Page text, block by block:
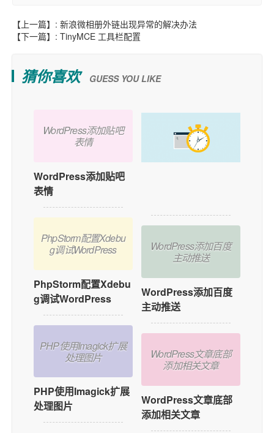
【上一篇】: 新浪微相册外链出现异常的解决办法
【下一篇】: TinyMCE 工具栏配置
猜你喜欢 GUESS YOU LIKE
WordPress添加贴吧
表情
WordPress添加贴吧
表情
PhpStorm配置Xdebu
g调试WordPress
PhpStorm配置Xdebu
g调试WordPress
PHP使用Imagick扩展
处理图片
PHP使用Imagick扩展
处理图片
WordPress添加百度
主动推送
WordPress添加百度
主动推送
WordPress文章底部
添加相关文章
WordPress文章底部
添加相关文章